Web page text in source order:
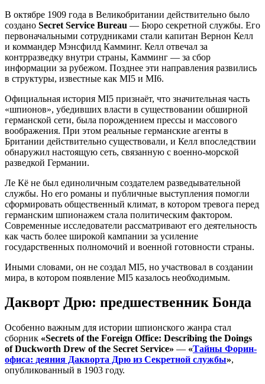
В октябре 1909 года в Великобритании действительно было
создано Secret Service Bureau — Бюро секретной службы. Его
первоначальными сотрудниками стали капитан Вернон Келл
и коммандер Мэнсфилд Камминг. Келл отвечал за
контрразведку внутри страны, Камминг — за сбор
информации за рубежом. Позднее эти направления развились
в структуры, известные как MI5 и MI6.
Официальная история MI5 признаёт, что значительная часть
«шпионов», убедивших власти в существовании обширной
германской сети, была порождением прессы и массового
воображения. При этом реальные германские агенты в
Британии действительно существовали, и Келл впоследствии
обнаружил настоящую сеть, связанную с военно-морской
разведкой Германии.
Ле Кё не был единоличным создателем разведывательной
службы. Но его романы и публичные выступления помогли
сформировать общественный климат, в котором тревога перед
германским шпионажем стала политическим фактором.
Современные исследователи рассматривают его деятельность
как часть более широкой кампании за усиление
государственных полномочий и военной готовности страны.
Иными словами, он не создал MI5, но участвовал в создании
мира, в котором появление MI5 казалось необходимым.
Дакворт Дрю: предшественник Бонда
Особенно важным для истории шпионского жанра стал
сборник «Secrets of the Foreign Office: Describing the Doings
of Duckworth Drew of the Secret Service» — «Тайны Форин-
офиса: деяния Дакворта Дрю из Секретной службы»,
опубликованный в 1903 году.